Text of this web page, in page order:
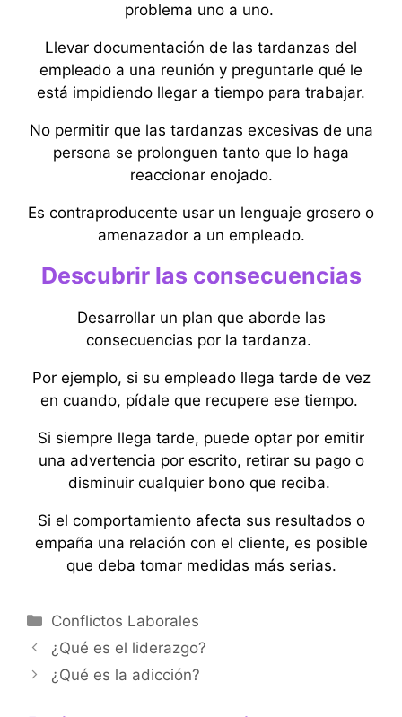
problema uno a uno.
Llevar documentación de las tardanzas del
empleado a una reunión y preguntarle qué le
está impidiendo llegar a tiempo para trabajar.
No permitir que las tardanzas excesivas de una
persona se prolonguen tanto que lo haga
reaccionar enojado.
Es contraproducente usar un lenguaje grosero o
amenazador a un empleado.
Descubrir las consecuencias
Desarrollar un plan que aborde las
consecuencias por la tardanza.
Por ejemplo, si su empleado llega tarde de vez
en cuando, pídale que recupere ese tiempo.
Si siempre llega tarde, puede optar por emitir
una advertencia por escrito, retirar su pago o
disminuir cualquier bono que reciba.
Si el comportamiento afecta sus resultados o
empaña una relación con el cliente, es posible
que deba tomar medidas más serias.
Categorías
Conflictos Laborales
¿Qué es el liderazgo?
¿Qué es la adicción?